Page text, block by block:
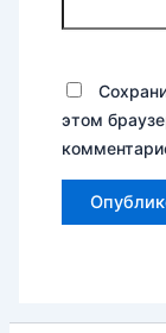
этом